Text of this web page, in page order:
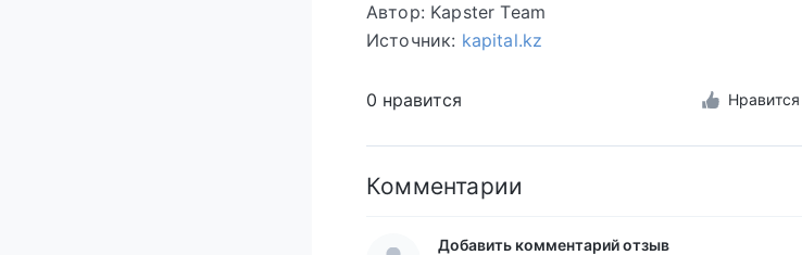
Автор: Kapster Team
Источник: kapital.kz
0 нравится Нравится
Комментарии
Добавить комментарий отзыв